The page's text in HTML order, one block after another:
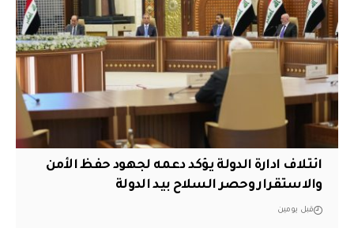
ائتلاف ادارة الدولة يؤكد دعمه لجهود حفظ الأمن
والاستقرار وحصر السلاح بيد الدولة
قبل يومين